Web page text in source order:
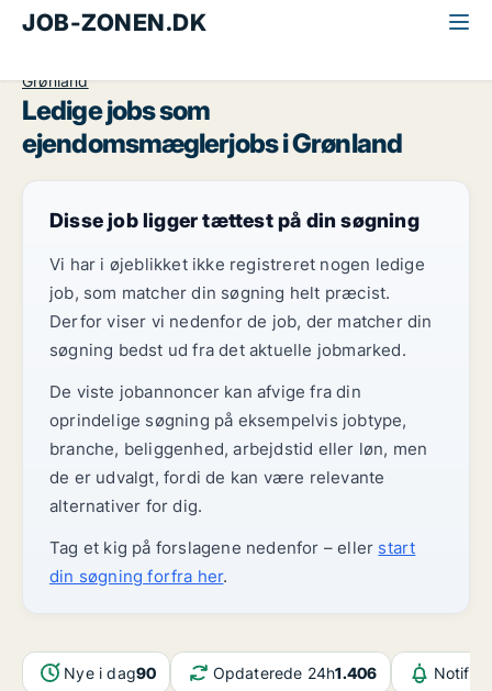
JOB-ZONEN.DK
Grønland
Ledige jobs som
ejendomsmæglerjobs i Grønland
Disse job ligger tættest på din søgning
Vi har i øjeblikket ikke registreret nogen ledige
job, som matcher din søgning helt præcist.
Derfor viser vi nedenfor de job, der matcher din
søgning bedst ud fra det aktuelle jobmarked.
De viste jobannoncer kan afvige fra din
oprindelige søgning på eksempelvis jobtype,
branche, beliggenhed, arbejdstid eller løn, men
de er udvalgt, fordi de kan være relevante
alternativer for dig.
Tag et kig på forslagene nedenfor – eller start
din søgning forfra her.
Nye i dag90 Opdaterede 24h1.406